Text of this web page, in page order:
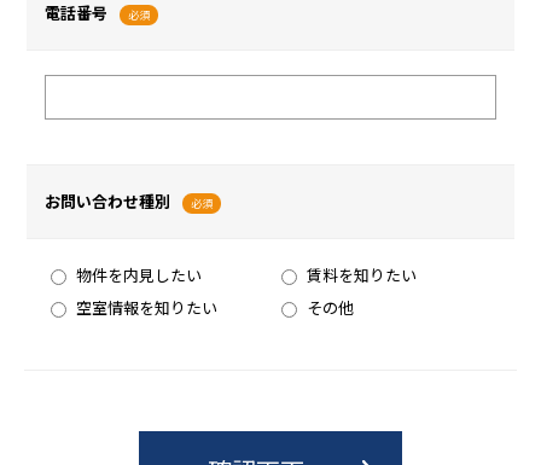
電話番号 必須
お問い合わせ種別 必須
物件を内見したい
賃料を知りたい
空室情報を知りたい
その他